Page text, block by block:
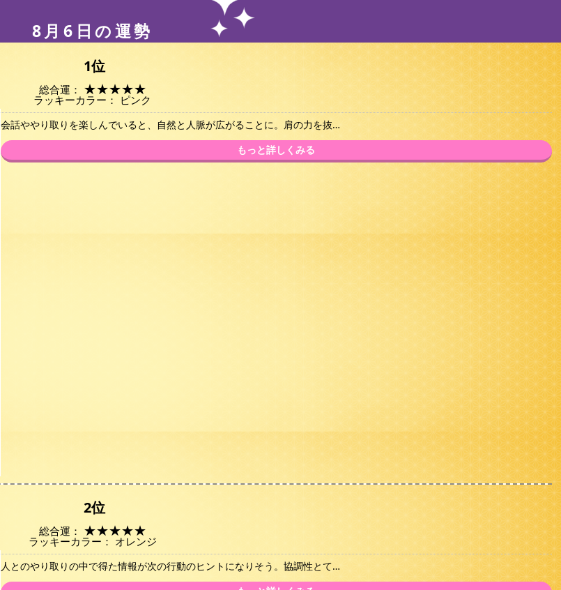
8月6日の運勢
1位
総合運： ★★★★★
ラッキーカラー： ピンク
会話ややり取りを楽しんでいると、自然と人脈が広がることに。肩の力を抜…
もっと詳しくみる
2位
総合運： ★★★★★
ラッキーカラー： オレンジ
人とのやり取りの中で得た情報が次の行動のヒントになりそう。協調性とて…